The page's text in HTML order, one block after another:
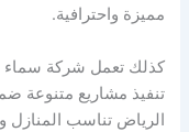
مميزة واحترافية.
كذلك تعمل شركة
تنفيذ مشاريع متنوعة
الرياض تناسب المنازل